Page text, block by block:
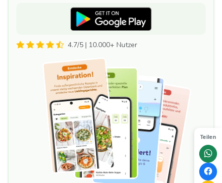
Teilen
4.7/5 | 10.000+ Nutzer